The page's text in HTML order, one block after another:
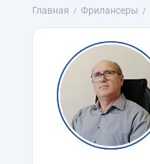
Главная Фрилансеры